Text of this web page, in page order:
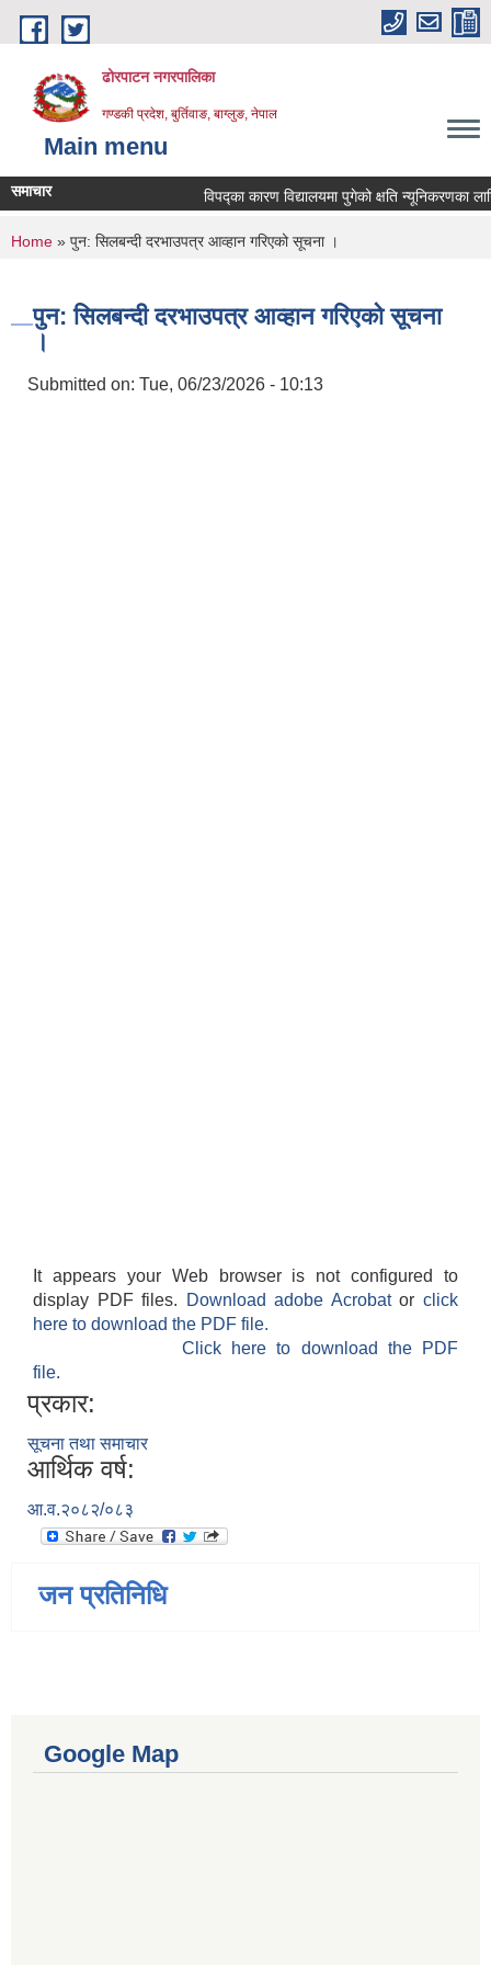
Skip to main content
ढोरपाटन नगरपालिका
गण्डकी प्रदेश, बुर्तिवाङ, बाग्लुङ, नेपाल
Main menu
समाचार विपद्का कारण विद्यालयमा पुगेको क्षति न्यूनिकरणका
You are here
Home » पुन: सिलबन्दी दरभाउपत्र आव्हान गरिएको सूचना ।
पुन: सिलबन्दी दरभाउपत्र आव्हान गरिएको सूचना
।
Submitted on: Tue, 06/23/2026 - 10:13
It appears your Web browser is not configured to
display PDF files.
Download adobe Acrobatorclick
here to download the PDF file.
Click here to download the PDF
file.
प्रकार:
सूचना तथा समाचार
आर्थिक वर्ष:
आ.व.२०८२/०८३
जन प्रतिनिधि
Google Map